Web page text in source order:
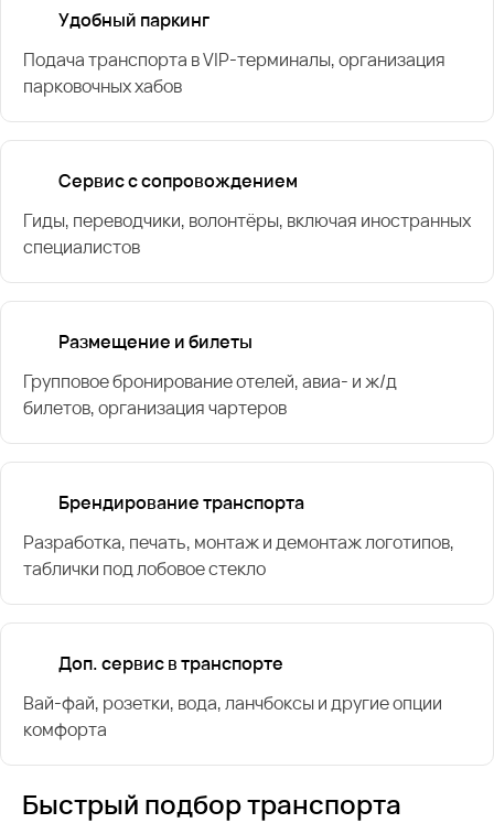
Удобный паркинг
Подача транспорта в VIP-терминалы, организация
парковочных хабов
Сервис с сопровождением
Гиды, переводчики, волонтёры, включая иностранных
специалистов
Размещение и билеты
Групповое бронирование отелей, авиа- и ж/д
билетов, организация чартеров
Брендирование транспорта
Разработка, печать, монтаж и демонтаж логотипов,
таблички под лобовое стекло
Доп. сервис в транспорте
Вай-фай, розетки, вода, ланчбоксы и другие опции
комфорта
Быстрый подбор транспорта